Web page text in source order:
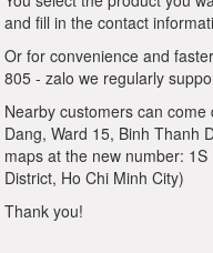
and fill in the contact
Or for convenience and
805 - zalo we regularly
Nearby customers can
Dang, Ward 15, Binh Thanh
maps at the new number:
District, Ho Chi Minh City)
Thank you!